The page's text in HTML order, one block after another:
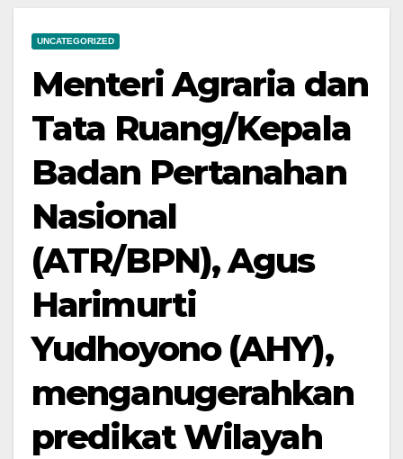
UNCATEGORIZED
Menteri Agraria dan
Tata Ruang/Kepala
Badan Pertanahan
Nasional
(ATR/BPN), Agus
Harimurti
Yudhoyono (AHY),
menganugerahkan
predikat Wilayah